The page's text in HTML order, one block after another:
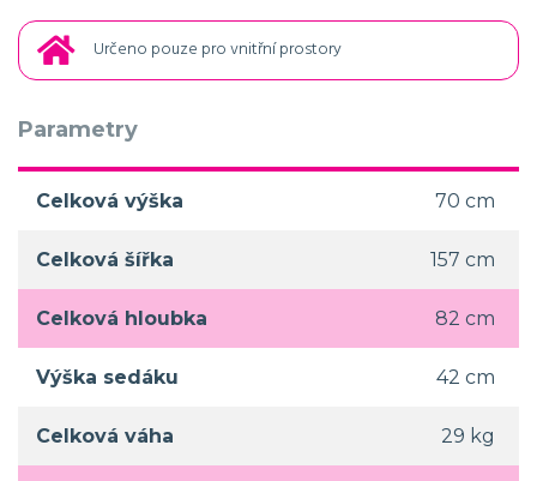
Určeno pouze pro vnitřní prostory
Parametry
Celková výška 70 cm
Celková šířka 157 cm
Celková hloubka 82 cm
Výška sedáku 42 cm
Celková váha 29 kg